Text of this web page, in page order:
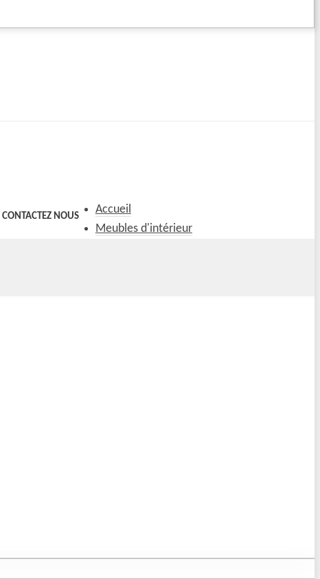
CONTACTEZ NOUS
Accueil
Meubles d'intérieur